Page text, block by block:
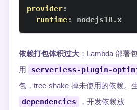
provider:
runtime: nodejs18.x
依赖打包体积过大 ：Lambda 部署
用
serverless-plugin-
包，tree-shake 掉未使用的依赖。
dependencies ，开发依赖放